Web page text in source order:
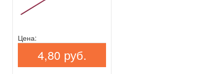
Цена:
4,80 руб.